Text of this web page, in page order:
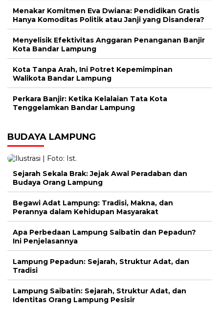
Menakar Komitmen Eva Dwiana: Pendidikan Gratis
Hanya Komoditas Politik atau Janji yang Disandera?
Menyelisik Efektivitas Anggaran Penanganan Banjir
Kota Bandar Lampung
Kota Tanpa Arah, Ini Potret Kepemimpinan
Walikota Bandar Lampung
Perkara Banjir: Ketika Kelalaian Tata Kota
Tenggelamkan Bandar Lampung
BUDAYA LAMPUNG
Sejarah Sekala Brak: Jejak Awal Peradaban dan
Budaya Orang Lampung
Begawi Adat Lampung: Tradisi, Makna, dan
Perannya dalam Kehidupan Masyarakat
Apa Perbedaan Lampung Saibatin dan Pepadun?
Ini Penjelasannya
Lampung Pepadun: Sejarah, Struktur Adat, dan
Tradisi
Lampung Saibatin: Sejarah, Struktur Adat, dan
Identitas Orang Lampung Pesisir